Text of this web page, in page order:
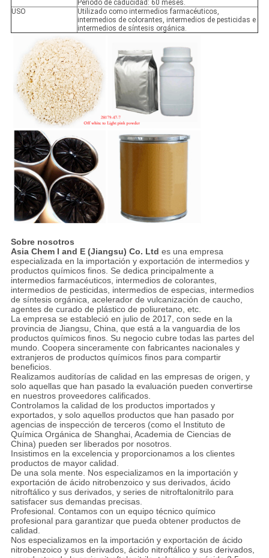
Período de caducidad: 60 meses.
USO
Utilizado como intermedios farmacéuticos,
intermedios de colorantes, intermedios de pesticidas e
intermedios de síntesis orgánica.
Sobre nosotros
Asia Chem I and E (Jiangsu) Co. Ltd es una empresa
especializada en la importación y exportación de intermedios y
productos químicos finos. Se dedica principalmente a
intermedios farmacéuticos, intermedios de colorantes,
intermedios de pesticidas, intermedios de especias, intermedios
de síntesis orgánica, acelerador de vulcanización de caucho,
agentes de curado de plástico de poliuretano, etc.
La empresa se estableció en julio de 2017, con sede en la
provincia de Jiangsu, China, que está a la vanguardia de los
productos químicos finos. Su negocio cubre todas las partes del
mundo. Coopera sinceramente con fabricantes nacionales y
extranjeros de productos químicos finos para compartir
beneficios.
Realizamos auditorías de calidad en las empresas de origen, y
solo aquellas que han pasado la evaluación pueden convertirse
en nuestros proveedores calificados.
Controlamos la calidad de los productos importados y
exportados, y solo aquellos productos que han pasado por
agencias de inspección de terceros (como el Instituto de
Química Orgánica de Shanghai, Academia de Ciencias de
China) pueden ser liberados por nosotros.
Insistimos en la excelencia y proporcionamos a los clientes
productos de mayor calidad.
De una sola mente. Nos especializamos en la importación y
exportación de ácido nitrobenzoico y sus derivados, ácido
nitroftálico y sus derivados, y series de nitroftalonitrilo para
satisfacer sus demandas precisas.
Profesional. Contamos con un equipo técnico químico
profesional para garantizar que pueda obtener productos de
calidad.
Nos especializamos en la importación y exportación de ácido
nitrobenzoico y sus derivados, ácido nitroftálico y sus derivados,